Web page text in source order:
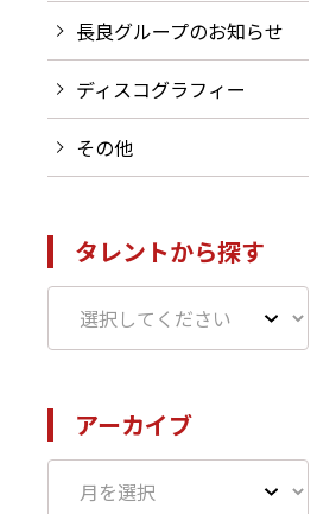
長良グループのお知らせ
ディスコグラフィー
その他
タレントから探す
アーカイブ